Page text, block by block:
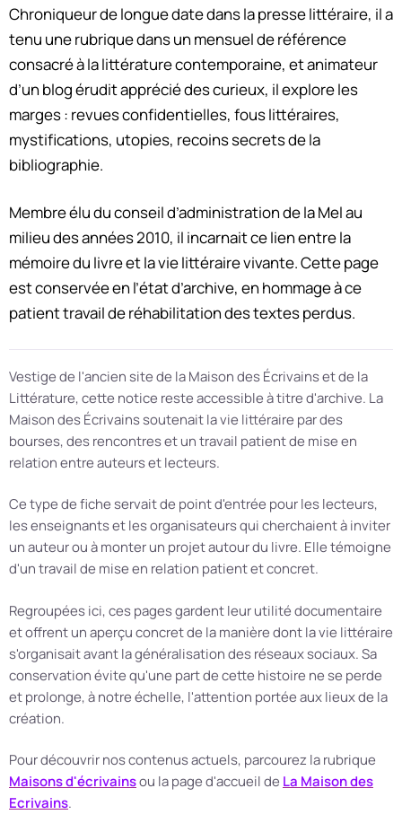
Chroniqueur de longue date dans la presse littéraire, il a
tenu une rubrique dans un mensuel de référence
consacré à la littérature contemporaine, et animateur
d’un blog érudit apprécié des curieux, il explore les
marges : revues confidentielles, fous littéraires,
mystifications, utopies, recoins secrets de la
bibliographie.
Membre élu du conseil d’administration de la Mel au
milieu des années 2010, il incarnait ce lien entre la
mémoire du livre et la vie littéraire vivante. Cette page
est conservée en l’état d’archive, en hommage à ce
patient travail de réhabilitation des textes perdus.
Vestige de l'ancien site de la Maison des Écrivains et de la
Littérature, cette notice reste accessible à titre d'archive. La
Maison des Écrivains soutenait la vie littéraire par des
bourses, des rencontres et un travail patient de mise en
relation entre auteurs et lecteurs.
Ce type de fiche servait de point d'entrée pour les lecteurs,
les enseignants et les organisateurs qui cherchaient à inviter
un auteur ou à monter un projet autour du livre. Elle témoigne
d'un travail de mise en relation patient et concret.
Regroupées ici, ces pages gardent leur utilité documentaire
et offrent un aperçu concret de la manière dont la vie littéraire
s'organisait avant la généralisation des réseaux sociaux. Sa
conservation évite qu'une part de cette histoire ne se perde
et prolonge, à notre échelle, l'attention portée aux lieux de la
création.
Pour découvrir nos contenus actuels, parcourez la rubrique
Maisons d'écrivainsou la page d'accueil de La Maison des
Ecrivains.